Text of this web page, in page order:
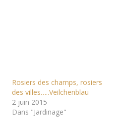
Rosiers des champs, rosiers
des villes…..Veilchenblau
2 juin 2015
Dans "Jardinage"